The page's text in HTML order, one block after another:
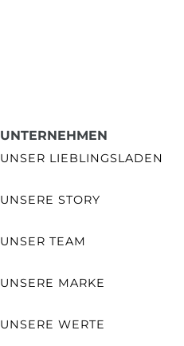
UNTERNEHMEN
UNSER LIEBLINGSLADEN
UNSERE STORY
UNSER TEAM
UNSERE MARKE
UNSERE WERTE